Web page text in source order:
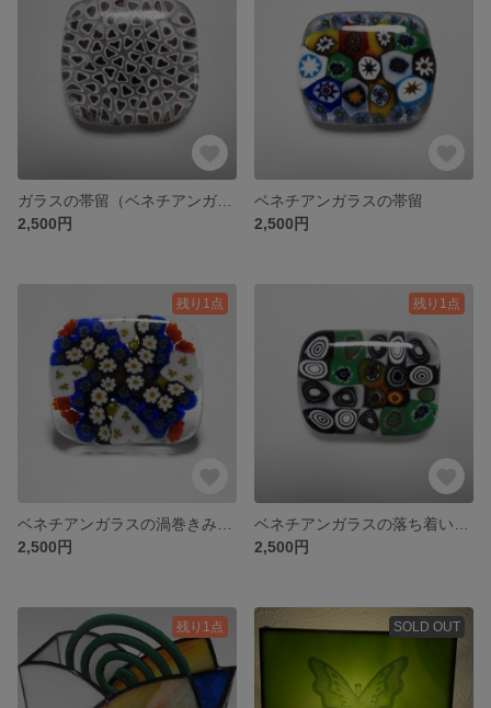
2,500円
ベネチアンガラスの帯留
2,500円
残り1点
2,500円
残り1点
2,500円
残り1点 SOLD OUT